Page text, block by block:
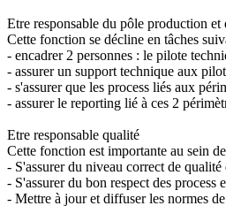
Etre responsable du pôle production et
Cette fonction se décline en tâches
- encadrer 2 personnes : le pilote
- assurer un support technique aux
- s'assurer que les process liés aux
- assurer le reporting lié à ces 2
Etre responsable qualité
Cette fonction est importante au sein
- S'assurer du niveau correct de
- S'assurer du bon respect des process
- Mettre à jour et diffuser les normes